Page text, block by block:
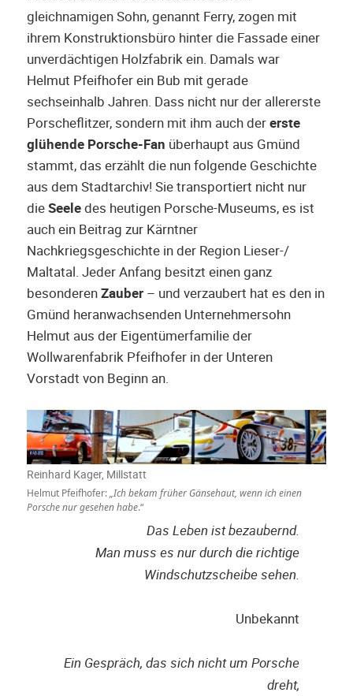
gleichnamigen Sohn, genannt Ferry, zogen mit
ihrem Konstruktionsbüro hinter die Fassade einer
unverdächtigen Holzfabrik ein. Damals war
Helmut Pfeifhofer ein Bub mit gerade
sechseinhalb Jahren. Dass nicht nur der allererste
Porscheflitzer, sondern mit ihm auch dererste
glühende Porsche-Fan überhaupt aus Gmünd
stammt, das erzählt die nun folgende Geschichte
aus dem Stadtarchiv! Sie transportiert nicht nur
dieSeeledes heutigen Porsche-Museums, es ist
auch ein Beitrag zur Kärntner
Nachkriegsgeschichte in der Region Lieser-/
Maltatal. Jeder Anfang besitzt einen ganz
besonderenZauber – und verzaubert hat es den in
Gmünd heranwachsenden Unternehmersohn
Helmut aus der Eigentümerfamilie der
Wollwarenfabrik Pfeifhofer in der Unteren
Vorstadt von Beginn an.
Reinhard Kager, Millstatt
Helmut Pfeifhofer:„Ich bekam früher Gänsehaut, wenn ich einen
Porsche nur gesehen habe.“
Das Leben ist bezaubernd.
Man muss es nur durch die richtige
Windschutzscheibe sehen.
Unbekannt
Ein Gespräch, das sich nicht um Porsche
dreht,